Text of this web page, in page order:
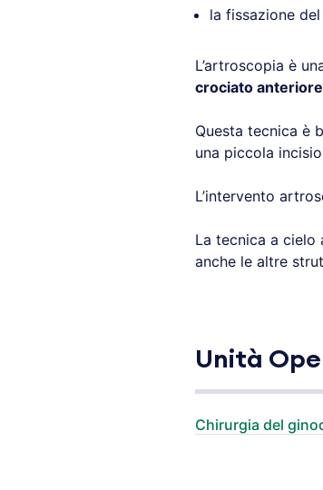
la fissazione
L’artroscopia è
crociato anteriore
Questa tecnica è
una piccola
L’intervento
La tecnica a
anche le altre
Unità
Chirurgia del